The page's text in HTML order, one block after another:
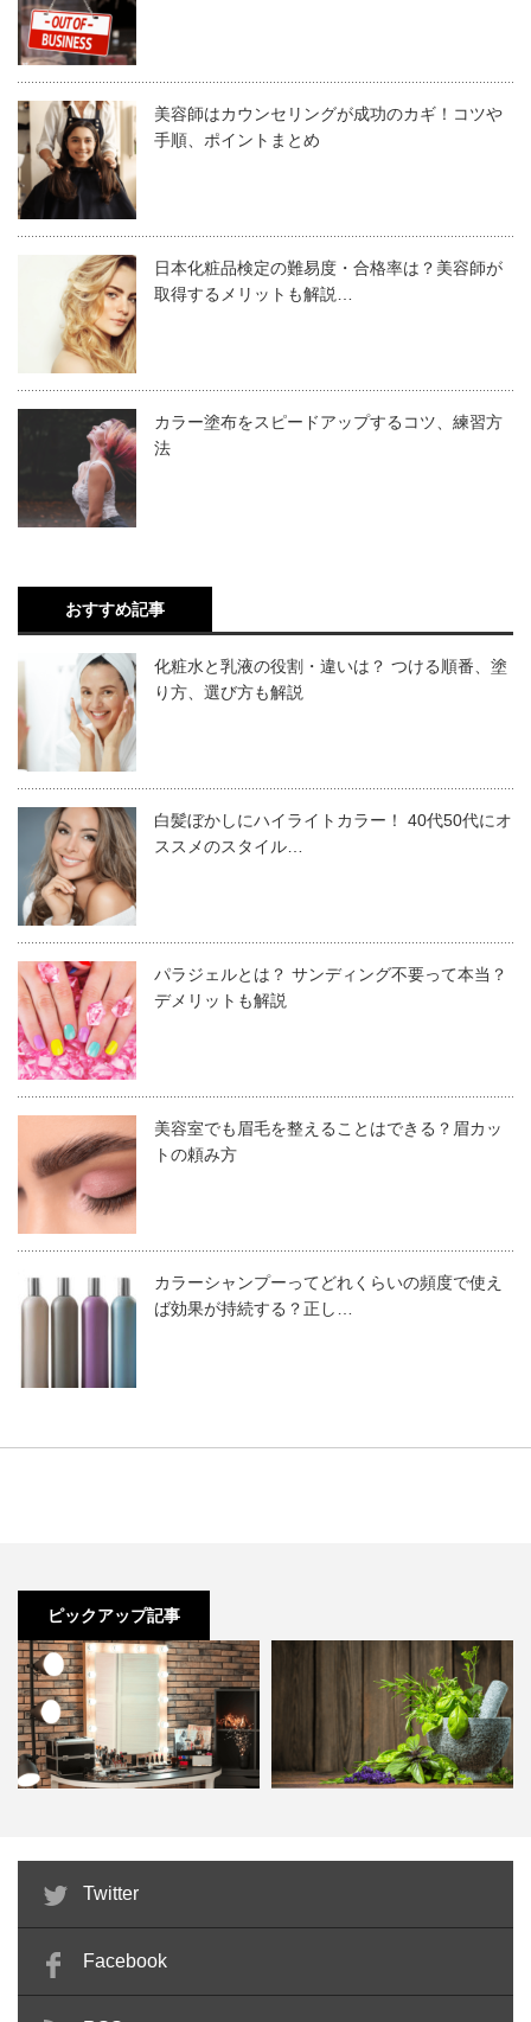
美容室ができるコロナ対策をリストアップしました。現
在、コロナ対策に取り組まれている美容室も含めてチェッ
クしてみてください。
出入り口に消毒剤を置き検温を実施する
出入り口での消毒剤と検温は、美容室のコロナ対策で取り
組みやすい方法だと思います。美容室のみならず飲食店や
温器は品薄で入手困難な時期もありましたが、現在では薬
温器について、ここから詳しく解説します。
コロナ対策で使う消毒剤の必要な成分
消毒剤と言ってもどれでも良いわけではありません。コロ
ナウイルスに対して効果的な成分が配合しているものを買
消毒剤は、「アルコール」もしくは「次亜塩素酸ナトリウ
ム水溶液」が入っているものを買う必要があります。この
2つの成分については、厚生労働省がコロナウイルスに効
果があると見解を示しています。
参考： 新型コロナウイルスの消毒・除菌方法につい
ジ）｜厚生労働省
レイナカンパニー 【4＋1】ミュナス ハン
ドジェル
の給付金を中心にその他の給付金、助成金をまと...
日本政策金融公庫
日本政策金融公庫では、コロナウイルス影響を受けて業績
が悪化している個人事業主に対して「新型コロナウイルス
感染症特別貸付」を行っています。
この2ついずれかに該当される方が基準です。
業歴が3ヶ月以上1年1ヶ月未満で売上が次のどれ
かと比較して5％以上減少している方
過去3ヶ月の平均売上
令和元年12月の売上
令和元年10月～12月の平均売上
融資限度額は、8,000万になっています。
業績が1年以内の方でも対象になっているので、今年開店
された方でも問題ありません。
参考：新型コロナウイルス感染症特別貸付｜日本政
策金融公庫
2021.02.03
期間や申し込み方法
返済期間、申し込み方法について解説します。 ...
持続化給付金
個人で100万円、法人だと200万円の給付がされます。持
続化給付金のポイントは、「給付」というところです。給
美容師はカウンセリングが成功のカギ！コツや
手順、ポイントまとめ
日本化粧品検定の難易度・合格率は？美容師が
取得するメリットも解説…
カラー塗布をスピードアップするコツ、練習方
法
おすすめ記事
化粧水と乳液の役割・違いは？ つける順番、塗
り方、選び方も解説
白髪ぼかしにハイライトカラー！ 40代50代にオ
ススメのスタイル…
パラジェルとは？ サンディング不要って本当？
デメリットも解説
美容室でも眉毛を整えることはできる？眉カッ
トの頼み方
カラーシャンプーってどれくらいの頻度で使え
ば効果が持続する？正し…
ピックアップ記事
メイクサロンとは？主な施術メニ
ューと美容師免許が必要な理…
Twitter
Facebook